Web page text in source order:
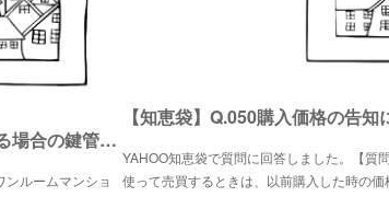
【知恵袋】Q.050購入価格の告知
YAHOO知恵袋で質問に回答しました。【質
使って売買するときは、以前購入した時の
【知恵袋】Q.049複数業者に売却依頼する場合の鍵管理について
ルームマンショ